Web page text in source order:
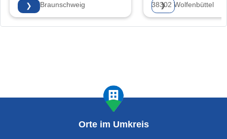
38118 Braunschweig
❯
38302 Wolfenbüttel
❯
Orte im Umkreis